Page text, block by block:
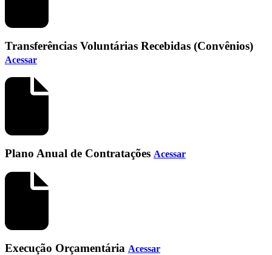
Transferências Voluntárias Recebidas (Convênios)
Acessar
Plano Anual de Contratações Acessar
Execução Orçamentária Acessar